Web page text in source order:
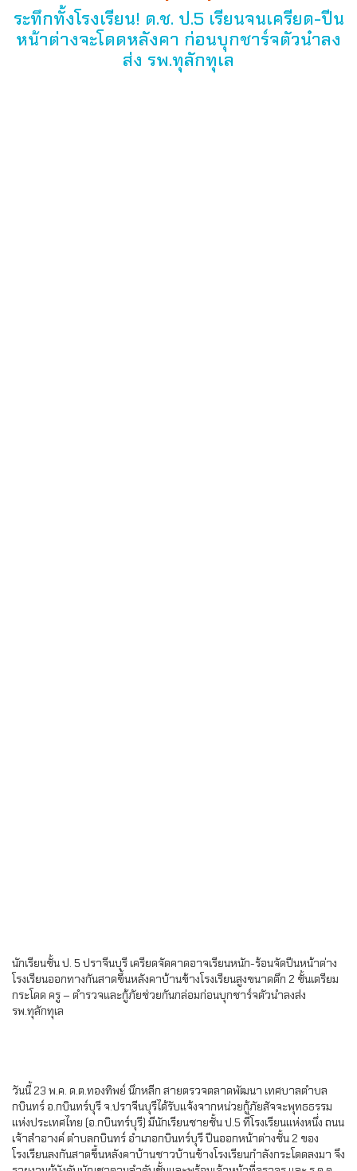
ระทึกทั้งโรงเรียน! ด.ช. ป.5 เรียนจนเครียด-ปีน
หน้าต่างจะโดดหลังคา ก่อนบุกชาร์จตัวนำลง
ส่ง รพ.ทุลักทุเล
นักเรียนชั้น ป. 5 ปราจีนบุรี เครียดจัดคาดอาจเรียนหนัก-ร้อนจัดปีนหน้าต่าง
โรงเรียนออกทางกันสาดขึ้นหลังคาบ้านข้างโรงเรียนสูงขนาดตึก 2 ชั้นเตรียม
กระโดด ครู – ตำรวจและกู้ภัยช่วยกันกล่อมก่อนบุกชาร์จตัวนำลงส่ง
รพ.ทุลักทุเล
วันนี้ 23 พ.ค. ด.ต.ทองทิพย์ นึกหลีก สายตรวจตลาดพัฒนา เทศบาลตำบล
กบินทร์ อ.กบินทร์บุรี จ.ปราจีนบุรีได้รับแจ้งจากหน่วยกู้ภัยสัจจะพุทธธรรม
แห่งประเทศไทย (อ.กบินทร์บุรี) มีนักเรียนชายชั้น ป.5 ที่โรงเรียนแห่งหนึ่ง ถนน
เจ้าสำอางค์ ตำบลกบินทร์ อำเภอกบินทร์บุรี ปีนออกหน้าต่างชั้น 2 ของ
โรงเรียนลงกันสาดขึ้นหลังคาบ้านชาวบ้านข้างโรงเรียนกำลังกระโดดลงมา จึง